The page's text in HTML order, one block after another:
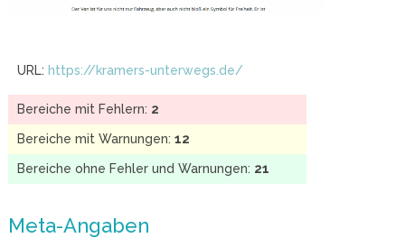
URL: https://kramers-unterwegs.de/
Bereiche mit Fehlern: 2
Bereiche mit Warnungen: 12
Bereiche ohne Fehler und Warnungen: 21
Meta-Angaben